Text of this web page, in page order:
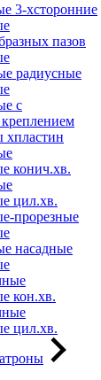
3-хсторонние
пазов
радиусные
с
хпластин
конич.хв.
цил.хв.
прорезные
насадные
кон.хв.
цил.хв.